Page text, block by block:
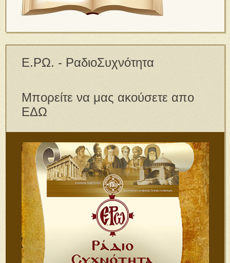
Ε.ΡΩ. - ΡαδιοΣυχνότητα
Μπορείτε να μας ακούσετε απο
ΕΔΩ